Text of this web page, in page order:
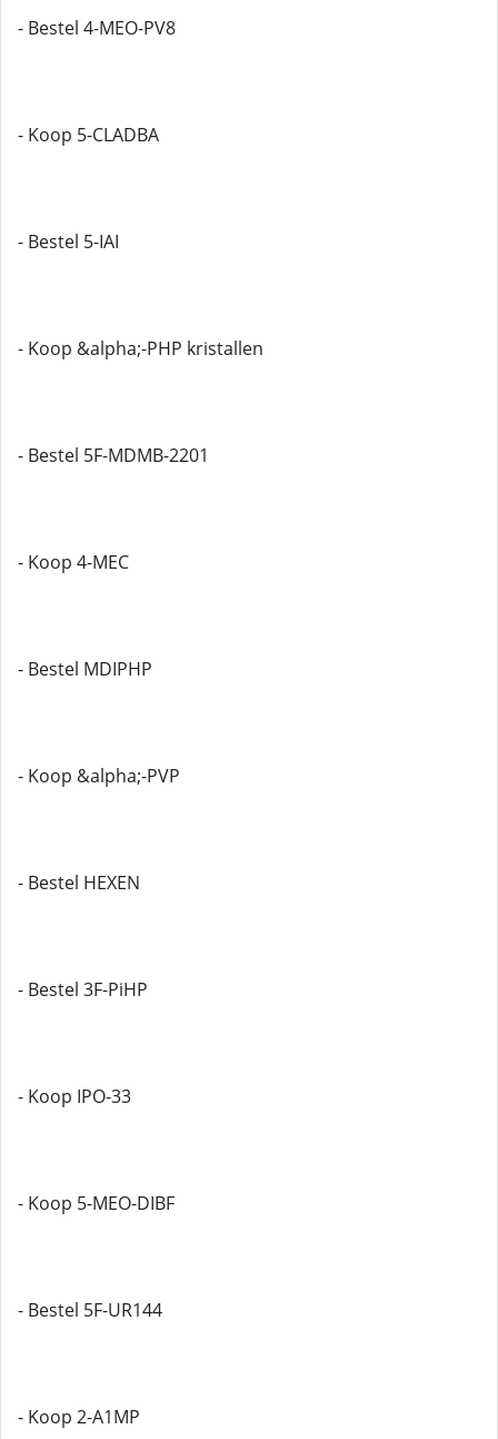
- Bestel 4-MEO-PV8
- Koop 5-CLADBA
- Bestel 5-IAI
- Koop &alpha;-PHP kristallen
- Bestel 5F-MDMB-2201
- Koop 4-MEC
- Bestel MDIPHP
- Koop &alpha;-PVP
- Bestel HEXEN
- Bestel 3F-PiHP
- Koop IPO-33
- Koop 5-MEO-DIBF
- Bestel 5F-UR144
- Koop 2-A1MP